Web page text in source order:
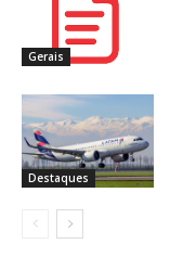
Gerais
Destaques